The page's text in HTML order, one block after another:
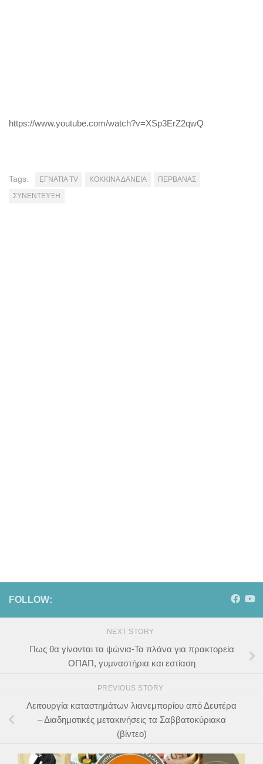
https://www.youtube.com/watch?v=XSp3ErZ2qwQ
Tags: ΕΓΝΑΤΙΑ TV ΚΟΚΚΙΝΑ ΔΑΝΕΙΑ
ΠΕΡΒΑΝΑΣ
ΣΥΝΕΝΤΕΥΞΗ
FOLLOW:
NEXT STORY
Πως θα γίνονται τα ψώνια-Τα πλάνα για πρακτορεία
ΟΠΑΠ, γυμναστήρια και εστίαση
PREVIOUS STORY
Λειτουργία καταστημάτων λιανεμπορίου από Δευτέρα
– Διαδημοτικές μετακινήσεις τα Σαββατοκύριακα
(βίντεο)